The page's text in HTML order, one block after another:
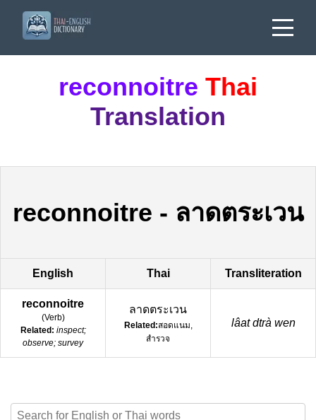
reconnoitre Thai
Translation
reconnoitre - ลาดตระเวน
English Thai Transliteration
reconnoitre
(Verb)
Related: inspect;
observe; survey
ลาดตระเวน
Related:สอดแนม,
สำรวจ
lâat dtrà wen